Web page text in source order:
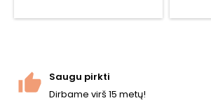
Saugu pirkti
Dirbame virš 15 metų!